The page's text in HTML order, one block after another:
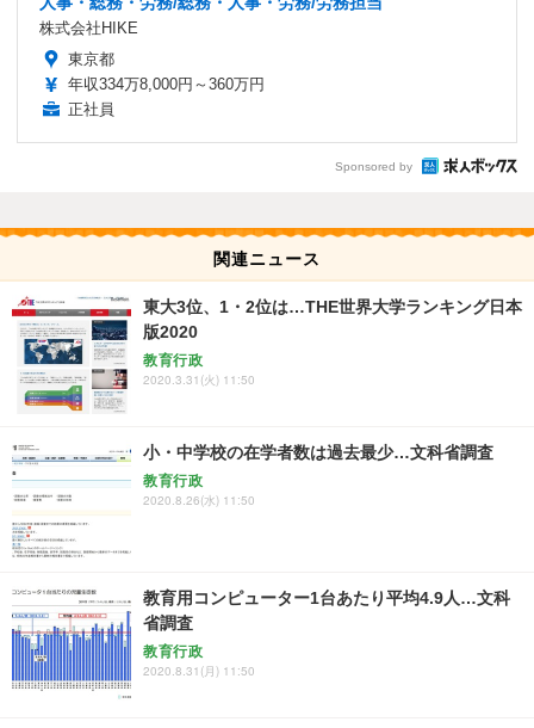
株式会社HIKE
東京都
年収334万8,000円～360万円
正社員
Sponsored by
関連ニュース
東大3位、1・2位は…THE世界大学ランキング日本
版2020
教育行政
2020.3.31(火) 11:50
小・中学校の在学者数は過去最少…文科省調査
教育行政
2020.8.26(水) 11:50
教育用コンピューター1台あたり平均4.9人…文科
省調査
教育行政
2020.8.31(月) 11:50